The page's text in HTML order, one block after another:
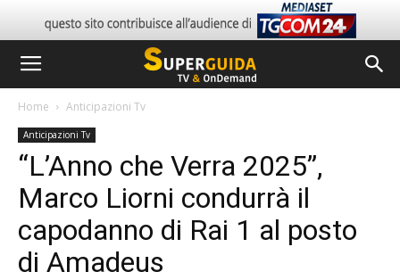
Home Anticipazioni Tv
Anticipazioni Tv
“L’Anno che Verra 2025”,
Marco Liorni condurrà il
capodanno di Rai 1 al posto
di Amadeus